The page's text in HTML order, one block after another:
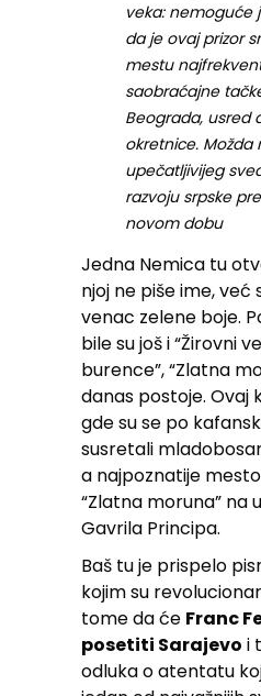
veka: nemoguće
da je ovaj prizor
mestu
saobraćajne
Beograda, usred
okretnice. Možda
upečatljivijeg
razvoju srpske
novom dobu
Jedna Nemica tu
njoj ne piše ime, već
venac zelene boje.
bile su još i “Žirovni
burence”, “Zlatna
danas postoje. Ovaj
gde su se po
susretali
a najpoznatije
“Zlatna moruna” na
Gavrila Principa.
Baš tu je prispelo
kojim su
tome da će Franc
posetiti Sarajevo i
odluka o atentatu